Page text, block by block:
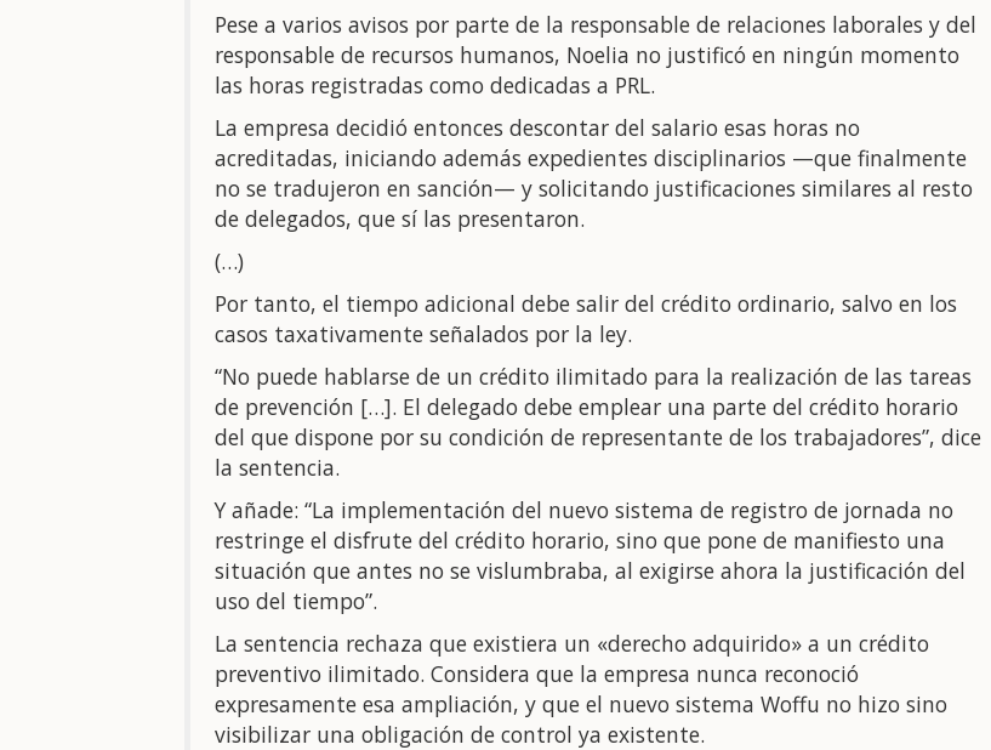
Pese a varios avisos por parte de la responsable de relaciones laborales y del
responsable de recursos humanos, Noelia no justificó en ningún momento
las horas registradas como dedicadas a PRL.
La empresa decidió entonces descontar del salario esas horas no
acreditadas, iniciando además expedientes disciplinarios —que finalmente
no se tradujeron en sanción— y solicitando justificaciones similares al resto
de delegados, que sí las presentaron.
(…)
Por tanto, el tiempo adicional debe salir del crédito ordinario, salvo en los
casos taxativamente señalados por la ley.
“No puede hablarse de un crédito ilimitado para la realización de las tareas
de prevención […]. El delegado debe emplear una parte del crédito horario
del que dispone por su condición de representante de los trabajadores”, dice
la sentencia.
Y añade: “La implementación del nuevo sistema de registro de jornada no
restringe el disfrute del crédito horario, sino que pone de manifiesto una
situación que antes no se vislumbraba, al exigirse ahora la justificación del
uso del tiempo”.
La sentencia rechaza que existiera un «derecho adquirido» a un crédito
preventivo ilimitado. Considera que la empresa nunca reconoció
expresamente esa ampliación, y que el nuevo sistema Woffu no hizo sino
visibilizar una obligación de control ya existente.